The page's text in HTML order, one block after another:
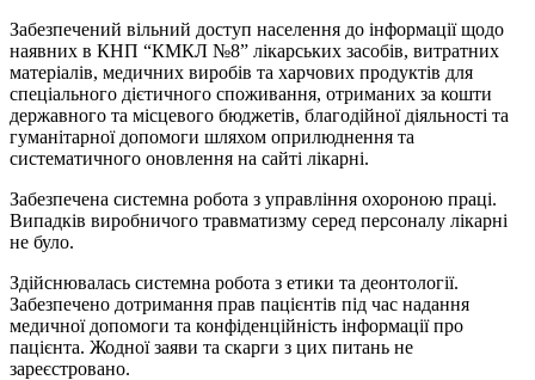
Забезпечений вільний доступ населення до інформації щодо
наявних в КНП “КМКЛ №8” лікарських засобів, витратних
матеріалів, медичних виробів та харчових продуктів для
спеціального дієтичного споживання, отриманих за кошти
державного та місцевого бюджетів, благодійної діяльності та
гуманітарної допомоги шляхом оприлюднення та
систематичного оновлення на сайті лікарні.
Забезпечена системна робота з управління охороною праці.
Випадків виробничого травматизму серед персоналу лікарні
не було.
Здійснювалась системна робота з етики та деонтології.
Забезпечено дотримання прав пацієнтів під час надання
медичної допомоги та конфіденційність інформації про
пацієнта. Жодної заяви та скарги з цих питань не
зареєстровано.